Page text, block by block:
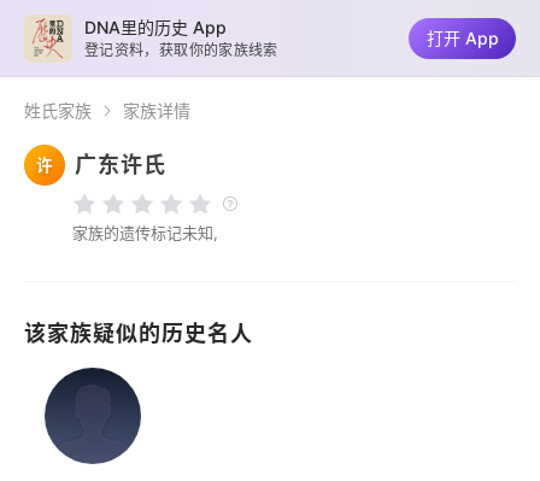
姓氏家族 家族详情
许 广东许氏
家族的遗传标记未知,
该家族疑似的历史名人
DNA里的历史 App
登记资料，获取你的家族线索
打开 App